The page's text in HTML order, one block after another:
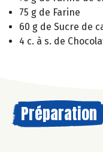
75 g de Farine
60 g de Sucre de
4 c. à s. de
Préparation